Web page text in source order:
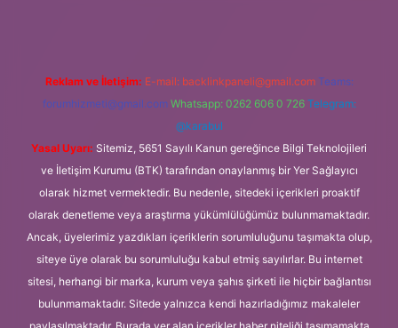
Reklam ve İletişim: E-mail: backlinkpaneli@gmail.com Teams:
forumhizmeti@gmail.com Whatsapp: 0262 606 0 726 Telegram:
@karabul
Yasal Uyarı: Sitemiz, 5651 Sayılı Kanun gereğince Bilgi Teknolojileri
ve İletişim Kurumu (BTK) tarafından onaylanmış bir Yer Sağlayıcı
olarak hizmet vermektedir. Bu nedenle, sitedeki içerikleri proaktif
olarak denetleme veya araştırma yükümlülüğümüz bulunmamaktadır.
Ancak, üyelerimiz yazdıkları içeriklerin sorumluluğunu taşımakta olup,
siteye üye olarak bu sorumluluğu kabul etmiş sayılırlar. Bu internet
sitesi, herhangi bir marka, kurum veya şahıs şirketi ile hiçbir bağlantısı
bulunmamaktadır. Sitede yalnızca kendi hazırladığımız makaleler